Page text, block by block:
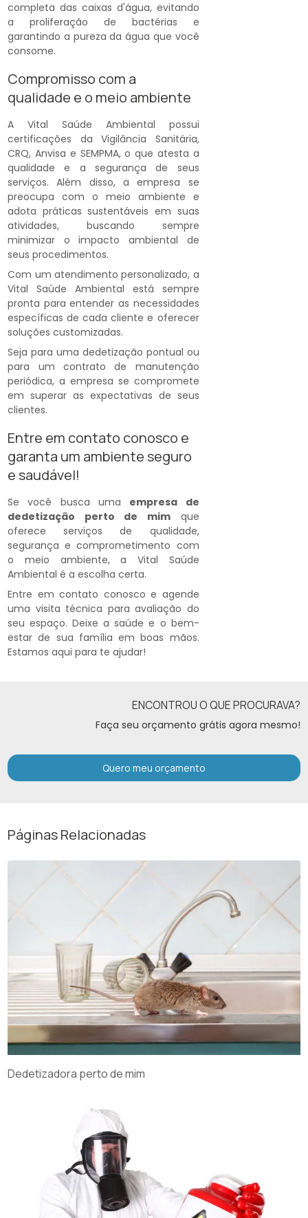
completa das caixas d'água, evitando
a proliferação de bactérias e
garantindo a pureza da água que você
consome.
Compromisso com a
qualidade e o meio ambiente
A Vital Saúde Ambiental possui
certificações da Vigilância Sanitária,
CRQ, Anvisa e SEMPMA, o que atesta a
qualidade e a segurança de seus
serviços. Além disso, a empresa se
preocupa com o meio ambiente e
adota práticas sustentáveis em suas
atividades, buscando sempre
minimizar o impacto ambiental de
seus procedimentos.
Com um atendimento personalizado, a
Vital Saúde Ambiental está sempre
pronta para entender as necessidades
específicas de cada cliente e oferecer
soluções customizadas.
Seja para uma dedetização pontual ou
para um contrato de manutenção
periódica, a empresa se compromete
em superar as expectativas de seus
clientes.
Entre em contato conosco e
garanta um ambiente seguro
e saudável!
Se você busca uma empresa de
dedetização perto de mimque
oferece serviços de qualidade,
segurança e comprometimento com
o meio ambiente, a Vital Saúde
Ambiental é a escolha certa.
Entre em contato conosco e agende
uma visita técnica para avaliação do
seu espaço. Deixe a saúde e o bem-
estar de sua família em boas mãos.
Estamos aqui para te ajudar!
ENCONTROU O QUE PROCURAVA?
Faça seu orçamento grátis agora mesmo!
Quero meu orçamento
Páginas Relacionadas
Dedetizadora perto de mim